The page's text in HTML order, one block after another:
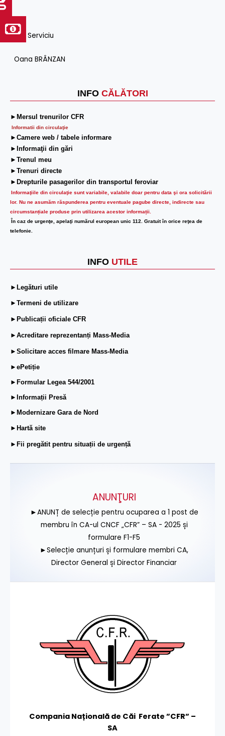
INFO CĂLĂTORI
►Mersul trenurilor CFR
Informatii din circulaţie
►Camere web / tabele informare
►Informaţii din gări
►Trenul meu
►Trenuri directe
►Drepturile pasagerilor din transportul feroviar
Informaţiile din circulaţie sunt variabile, valabile doar pentru data şi ora solicitării
lor. Nu ne asumăm răspunderea pentru eventuale pagube directe, indirecte sau
circumstanțiale produse prin utilizarea acestor informații.
În caz de urgenţe, apelaţi numărul european unic 112. Gratuit în orice reţea de
telefonie.
INFO UTILE
►Legături utile
►Termeni de utilizare
►Publicații oficiale CFR
►Acreditare reprezentanți Mass-Media
►Solicitare acces filmare Mass-Media
►ePetiție
►Formular Legea 544/2001
►Informații Presă
►Modernizare Gara de Nord
►Hartă site
►Fii pregătit pentru situații de urgență
Şef Serviciu
Oana BRÂNZAN
ANUNŢURI
►ANUNȚ de selecție pentru ocuparea a 1 post de
membru în CA-ul CNCF „CFR” – SA - 2025 și
formulare F1-F5
►Selecție anunțuri și formulare membri CA,
Director General și Director Financiar
Compania Națională de Căi Ferate ”CFR” –
SA